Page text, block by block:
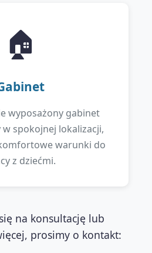
🏠
wyposażony gabinet
spokojnej lokalizacji,
warunki do
z dziećmi.
na konsultację lub
prosimy o kontakt: